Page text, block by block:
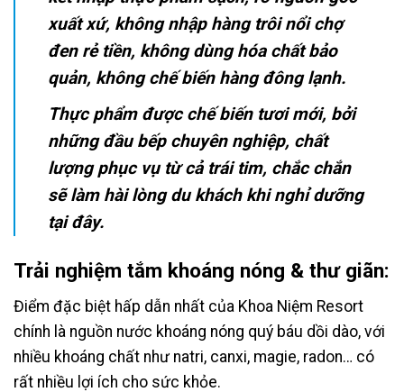
xuất xứ, không nhập hàng trôi nổi chợ
đen rẻ tiền, không dùng hóa chất bảo
quản, không chế biến hàng đông lạnh.
Thực phẩm được chế biến tươi mới, bởi
những đầu bếp chuyên nghiệp, chất
lượng phục vụ từ cả trái tim, chắc chắn
sẽ làm hài lòng du khách khi nghỉ dưỡng
tại đây.
Trải nghiệm tắm khoáng nóng & thư giãn:
Điểm đặc biệt hấp dẫn nhất của Khoa Niệm Resort
chính là nguồn nước khoáng nóng quý báu dồi dào, với
nhiều khoáng chất như natri, canxi, magie, radon… có
rất nhiều lợi ích cho sức khỏe.